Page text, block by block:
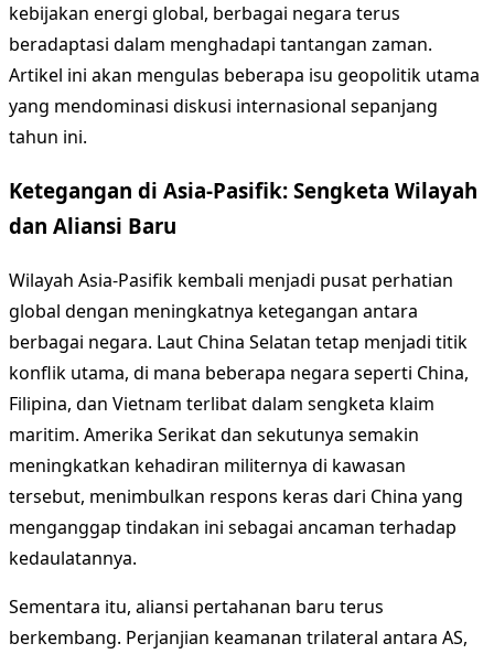
kebijakan energi global, berbagai negara terus
beradaptasi dalam menghadapi tantangan zaman.
Artikel ini akan mengulas beberapa isu geopolitik utama
yang mendominasi diskusi internasional sepanjang
tahun ini.
Ketegangan di Asia-Pasifik: Sengketa Wilayah
dan Aliansi Baru
Wilayah Asia-Pasifik kembali menjadi pusat perhatian
global dengan meningkatnya ketegangan antara
berbagai negara. Laut China Selatan tetap menjadi titik
konflik utama, di mana beberapa negara seperti China,
Filipina, dan Vietnam terlibat dalam sengketa klaim
maritim. Amerika Serikat dan sekutunya semakin
meningkatkan kehadiran militernya di kawasan
tersebut, menimbulkan respons keras dari China yang
menganggap tindakan ini sebagai ancaman terhadap
kedaulatannya.
Sementara itu, aliansi pertahanan baru terus
berkembang. Perjanjian keamanan trilateral antara AS,